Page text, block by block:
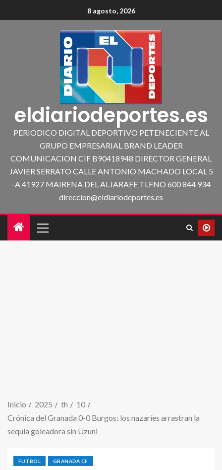
8 agosto, 2026
eldiariodeportes.es
PERIODICO DIGITAL DEPORTIVO PETENECIENTE AL
GRUPO EMPRESARIAL BRAND LEADER
COMUNICACION CIF B90418948 DIRECTOR GENERAL
JAVIER SERRATO CALLE ANTONIO MACHADO LOCAL 5
-A 41927 MAIRENA DEL ALJARAFE TLFNO 600 844 934
direccion@eldiariodeportes.es
Inicio 2025 th
10
Crónica del Granada 0-0 Burgos: los nazaríes arrastran la
sequía goleadora sin Uzuni
FUTBOL GRANADA CF